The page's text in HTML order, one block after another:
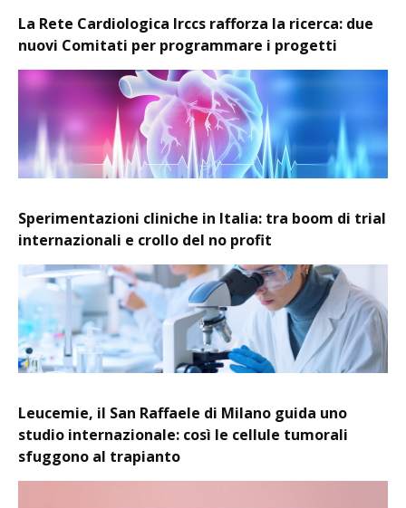
La Rete Cardiologica Irccs rafforza la ricerca: due
nuovi Comitati per programmare i progetti
Sperimentazioni cliniche in Italia: tra boom di trial
internazionali e crollo del no profit
Leucemie, il San Raffaele di Milano guida uno
studio internazionale: così le cellule tumorali
sfuggono al trapianto